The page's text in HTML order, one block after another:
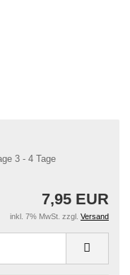
3 - 4 Tage
7,95 EUR
inkl. 7% MwSt. zzgl. Versand